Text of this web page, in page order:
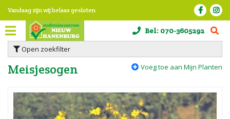
n
Vandaag zijn wij helaas gesloten
Bel: 070-3605292
Open zoekfilter
Meisjesogen Voeg toe aan Mijn Planten